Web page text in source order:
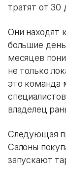
тратят от 30
Они находят
большие
месяцев
не только
это команда
владелец
Следующая
Салоны
запускают